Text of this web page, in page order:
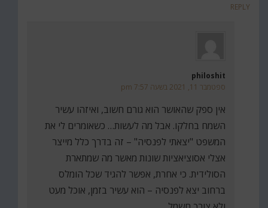
REPLY
philoshit
ספטמבר 11, 2021 בשעה 7:57 pm
אין ספק שהאושר הוא גורם חשוב, ואיזהו עשיר
השמח בחלקו. אבל מה לעשות… כשאומרים לי את
המשפט "יצאתי לפנסיה" – זה בדרך כלל מייצר
אצלי אסוציאציות שונות מאשר מה שמתארת
הסולידית. כי אחרת, אפשר להגיד שכל הומלס
ברחוב יצא לפנסיה – הוא עשיר בזמן, אוכל מעט